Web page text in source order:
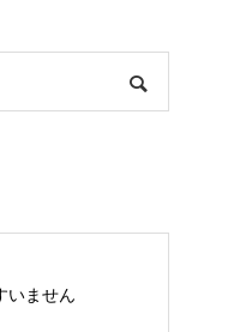
ません